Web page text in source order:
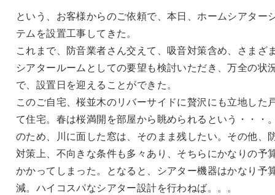
という、お客様からのご依頼で、本日、ホームシアター
テムを設置工事してきた。
これまで、防音業者さん交えて、吸音対策含め、さまざ
シアタールームとしての要望も検討いただき、万全の状
で、設置日を迎えることができた。
このご自宅、桜並木のリバーサイドに贅沢にも立地した
て住宅。春は桜満開を部屋から眺められるという・・・
のため、川に面した窓は、そのまま残したい。その他、
対策上、不向きな条件も多々あり、そちらにかなりの予
かかってしまった。となると、シアター機器はかなり予
減。ハイコスパなシアター設計を行わねば。。。